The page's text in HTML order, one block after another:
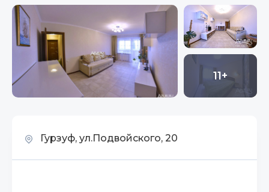
11+
Гурзуф, ул.Подвойского, 20